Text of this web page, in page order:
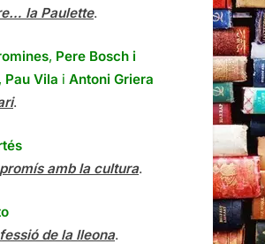
la Paulette.
, Pere Bosch i
, Pau Vila i Antoni Griera
.
amb la cultura.
de la lleona.